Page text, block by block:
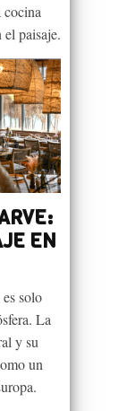
cocina
paisaje.
EN
solo
La
y su
un